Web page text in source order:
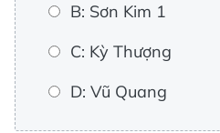
B: Sơn Kim 1
C: Kỳ Thượng
D: Vũ Quang